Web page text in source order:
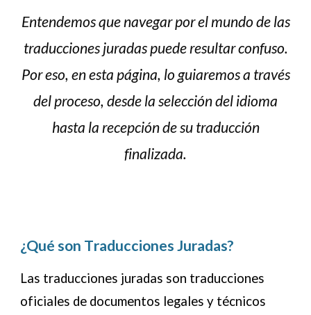
Entendemos que navegar por el mundo de las
traducciones juradas puede resultar confuso.
Por eso, en esta página, lo guiaremos a través
del proceso, desde la selección del idioma
hasta la recepción de su traducción
finalizada.
¿Qué son TraduccionesJuradas?
Las traducciones juradas son traducciones
oficiales de documentos legales y técnicos